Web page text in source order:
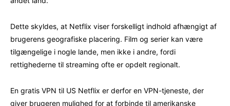
Dette skyldes, at Netflix viser forskelligt indhold afhængigt af
brugerens geografiske placering. Film og serier kan være
tilgængelige i nogle lande, men ikke i andre, fordi
rettighederne til streaming ofte er opdelt regionalt.
En gratis VPN til US Netflix er derfor en VPN-tjeneste, der
giver brugeren mulighed for at forbinde til amerikanske